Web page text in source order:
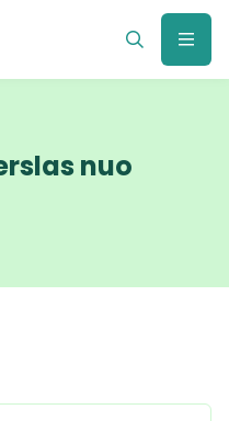
nuo